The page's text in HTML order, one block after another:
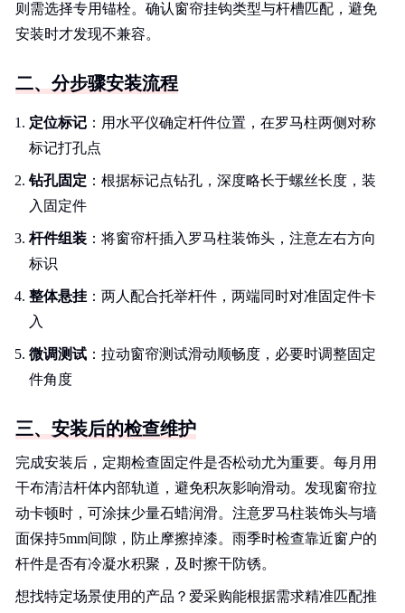
则需选择专用锚栓。确认窗帘挂钩类型与杆槽匹配，避免
安装时才发现不兼容。
二、分步骤安装流程
定位标记 ：用水平仪确定杆件位置，在罗马柱两侧对称
标记打孔点
钻孔固定 ：根据标记点钻孔，深度略长于螺丝长度，装
入固定件
杆件组装 ：将窗帘杆插入罗马柱装饰头，注意左右方向
标识
整体悬挂 ：两人配合托举杆件，两端同时对准固定件卡
入
微调测试 ：拉动窗帘测试滑动顺畅度，必要时调整固定
件角度
三、安装后的检查维护
完成安装后，定期检查固定件是否松动尤为重要。每月用
干布清洁杆体内部轨道，避免积灰影响滑动。发现窗帘拉
动卡顿时，可涂抹少量石蜡润滑。注意罗马柱装饰头与墙
面保持5mm间隙，防止摩擦掉漆。雨季时检查靠近窗户的
杆件是否有冷凝水积聚，及时擦干防锈。
想找特定场景使用的产品？爱采购能根据需求精准匹配推